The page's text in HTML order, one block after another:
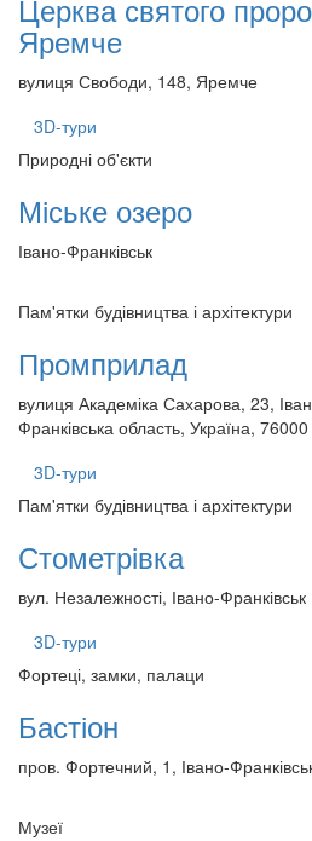
Церква святого
Яремче
вулиця Свободи, 148, Яремче
3D-тури
Природні об'єкти
Міське озеро
Івано-Франківськ
Пам'ятки будівництва і архітектури
Промприлад
вулиця Академіка Сахарова, 23,
Франківська область, Україна, 76000
3D-тури
Пам'ятки будівництва і архітектури
Стометрівка
вул. Незалежності, Івано-Франківськ
3D-тури
Фортеці, замки, палаци
Бастіон
пров. Фортечний, 1, Івано-
Музеї